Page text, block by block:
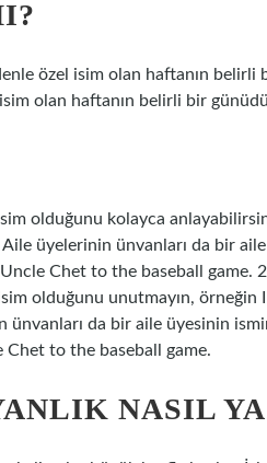
özel isim olan haftanın belirli
olan haftanın belirli bir
olduğunu kolayca
üyelerinin ünvanları da bir
Uncle Chet to the baseball game.
olduğunu unutmayın,
da bir aile üyesinin
Chet to the baseball game.
NASIL